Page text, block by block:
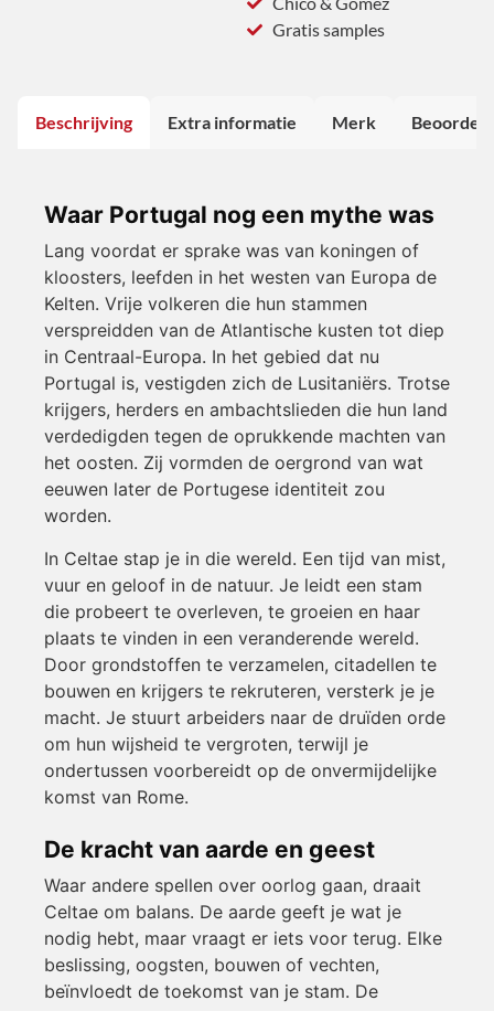
Gratis samples
Beschrijving Extra informatie Merk
Waar Portugal nog een mythe was
Lang voordat er sprake was van koningen of
kloosters, leefden in het westen van Europa de
Kelten. Vrije volkeren die hun stammen
verspreidden van de Atlantische kusten tot diep
in Centraal-Europa. In het gebied dat nu
Portugal is, vestigden zich de Lusitaniërs. Trotse
krijgers, herders en ambachtslieden die hun land
verdedigden tegen de oprukkende machten van
het oosten. Zij vormden de oergrond van wat
eeuwen later de Portugese identiteit zou
worden.
In Celtae stap je in die wereld. Een tijd van mist,
vuur en geloof in de natuur. Je leidt een stam
die probeert te overleven, te groeien en haar
plaats te vinden in een veranderende wereld.
Door grondstoffen te verzamelen, citadellen te
bouwen en krijgers te rekruteren, versterk je je
macht. Je stuurt arbeiders naar de druïden orde
om hun wijsheid te vergroten, terwijl je
ondertussen voorbereidt op de onvermijdelijke
komst van Rome.
De kracht van aarde en geest
Waar andere spellen over oorlog gaan, draait
Celtae om balans. De aarde geeft je wat je
nodig hebt, maar vraagt er iets voor terug. Elke
beslissing, oogsten, bouwen of vechten,
beïnvloedt de toekomst van je stam. De